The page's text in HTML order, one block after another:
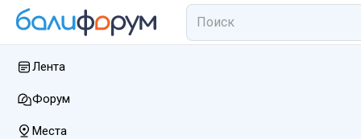
Лента
Форум
Места